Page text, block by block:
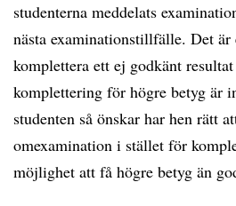
studenterna meddelats
nästa examinationstillfälle. Det
komplettera ett ej godkänt
komplettering för högre betyg är
studenten så önskar har hen rätt
omexamination i stället för
möjlighet att få högre betyg än